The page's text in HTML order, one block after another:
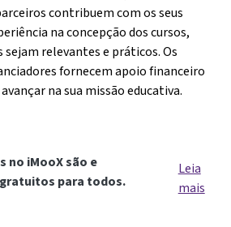
contribuem com os seus
na concepção dos cursos,
relevantes e práticos. Os
fornecem apoio financeiro
na sua missão educativa.
no iMooX são e
para todos.
Leia
mais